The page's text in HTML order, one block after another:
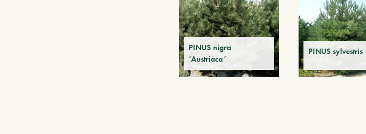
PINUS nigra
‘Austriaca’
PINUS sylvestris